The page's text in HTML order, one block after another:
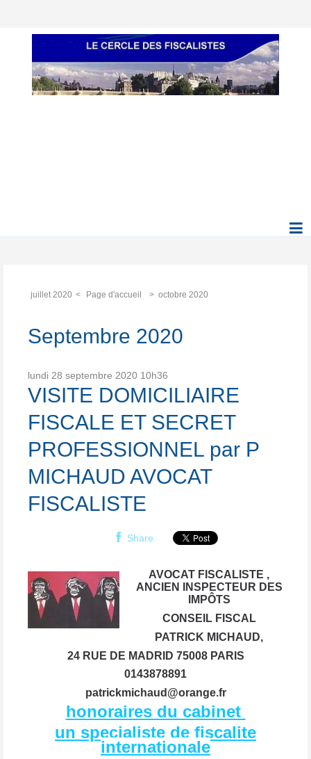
juillet 2020 Page d'accueil octobre 2020
Septembre 2020
lundi 28 septembre 2020 10h36
VISITE DOMICILIAIRE
FISCALE ET SECRET
PROFESSIONNEL par P
MICHAUD AVOCAT
FISCALISTE
Share
AVOCAT FISCALISTE ,
ANCIEN INSPECTEUR DES
IMPÔTS
CONSEIL FISCAL
PATRICK MICHAUD,
24 RUE DE MADRID 75008 PARIS
0143878891
patrickmichaud@orange.fr
honoraires du cabinet
un specialiste de fiscalite
internationale